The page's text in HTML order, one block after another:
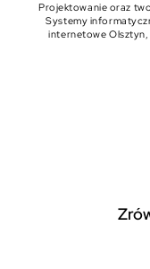
Projektowanie oraz
Systemy
internetowe